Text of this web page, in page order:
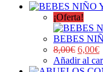
¡Oferta!
BEBES
8,00€ 6,00€
Añadir al